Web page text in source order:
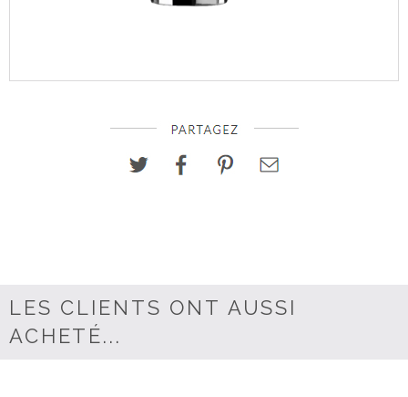
LES CLIENTS ONT AUSSI
ACHETÉ...